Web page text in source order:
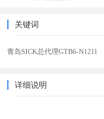
关键词
青岛SICK总代理GTB6-N1211
详细说明